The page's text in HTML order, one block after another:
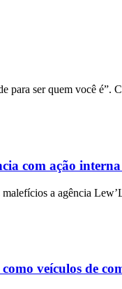
para ser quem você é”.
com ação
a agência
veículos de